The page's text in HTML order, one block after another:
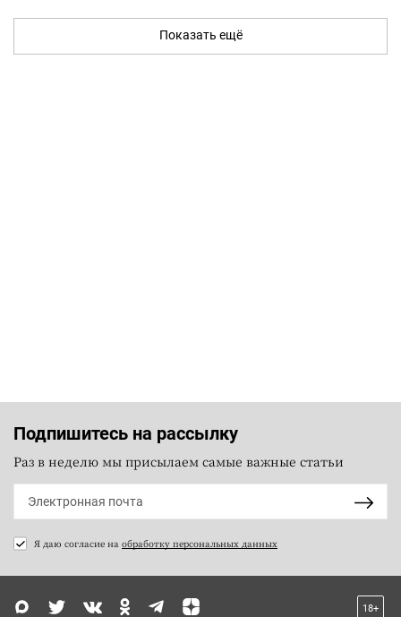
Показать ещё
Подпишитесь на рассылку
Раз в неделю мы присылаем самые важные статьи
Я даю согласие на обработку персональных данных
18+